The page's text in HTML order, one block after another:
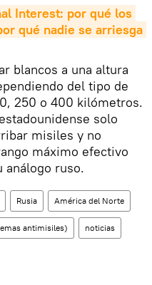
Interest: por qué los
qué nadie se arriesga
blancos a una altura
del tipo de
250 o 400 kilómetros.
solo
misiles y no
máximo efectivo
análogo ruso.
Rusia América del Norte
antimisiles) noticias